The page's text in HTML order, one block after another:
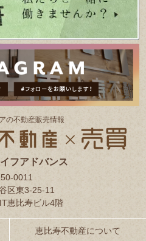
の不動産販売情報
フアドバンス
0011
区東3-25-11
恵比寿ビル4階
恵比寿不動産について